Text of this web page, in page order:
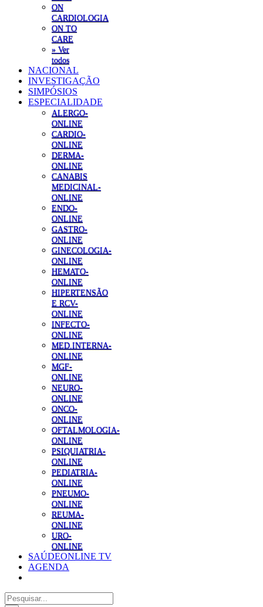
ON
CARDIOLOGIA
ON TO
CARE
» Ver
todos
NACIONAL
INVESTIGAÇÃO
SIMPÓSIOS
ESPECIALIDADE
ALERGO-
ONLINE
CARDIO-
ONLINE
DERMA-
ONLINE
CANABIS
MEDICINAL-
ONLINE
ENDO-
ONLINE
GASTRO-
ONLINE
GINECOLOGIA-
ONLINE
HEMATO-
ONLINE
HIPERTENSÃO
E RCV-
ONLINE
INFECTO-
ONLINE
MED.INTERNA-
ONLINE
MGF-
ONLINE
NEURO-
ONLINE
ONCO-
ONLINE
OFTALMOLOGIA-
ONLINE
PSIQUIATRIA-
ONLINE
PEDIATRIA-
ONLINE
PNEUMO-
ONLINE
REUMA-
ONLINE
URO-
ONLINE
SAÚDEONLINE TV
AGENDA
Pesquisar